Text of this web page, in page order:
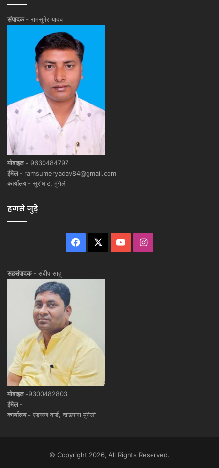
संपादक - रामसुमेर यादव
मोबाइल - 9630484797
ईमेल - ramsumeryadav84@gmail.com
कार्यालय - सुरीघाट, मुंगेली
हमसे जुड़े
Facebook YouTubeInstagram
सहसंपादक - संदीप साहू
मोबाइल -9300482803
ईमेल -
कार्यालय - एंड्रूज वार्ड, दाऊपारा मुंगेली
© Copyright 2026, All Rights Reserved.